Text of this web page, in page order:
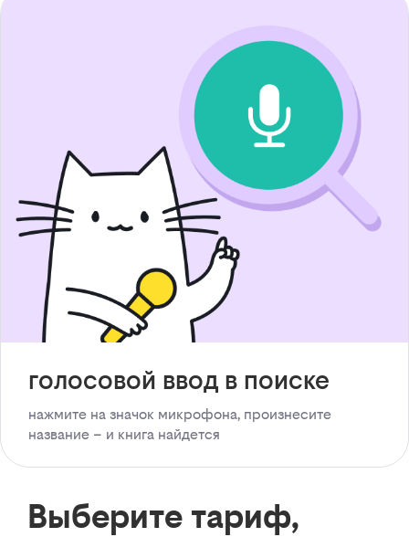
голосовой ввод в поиске
нажмите на значок микрофона, произнесите
название – и книга найдется
Выберите тариф,